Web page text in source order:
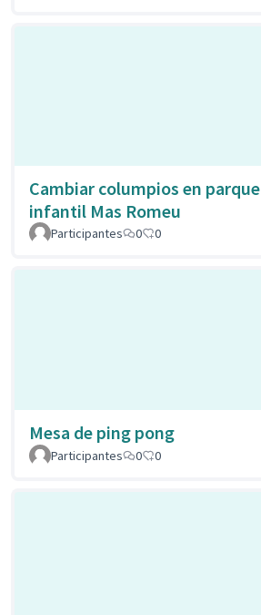
Cambiar columpios en parque
infantil Mas Romeu
Participantes 0 0
Mesa de ping pong
Participantes
0 0